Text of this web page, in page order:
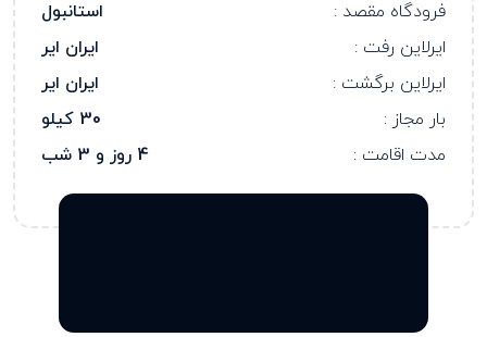
فرودگاه مقصد :
استانبول
ایرلاین رفت :
ایران ایر
ایرلاین برگشت :
ایران ایر
بار مجاز :
30 کیلو
مدت اقامت :
4 روز و 3 شب